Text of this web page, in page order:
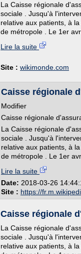
La Caisse régionale
sociale . Jusqu'à
relative aux patients, à
de métropole . Le 1er
Lire la suite
Site : wikimonde.com
Caisse régionale
Modifier
Caisse régionale
La Caisse régionale
sociale . Jusqu'à
relative aux patients, à
de métropole . Le 1er
Lire la suite
Date: 2018-03-26
Site : https://
Caisse régionale
La Caisse régionale
sociale . Jusqu'à
relative aux patients, à